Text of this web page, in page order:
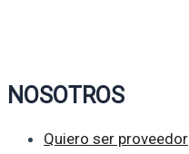
NOSOTROS
Quiero ser proveedor